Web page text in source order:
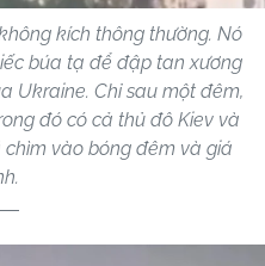
kích thông thường. Nó
búa tạ để đập tan xương
Ukraine. Chỉ sau một đêm,
đó có cả thủ đô Kiev và
vào bóng đêm và giá